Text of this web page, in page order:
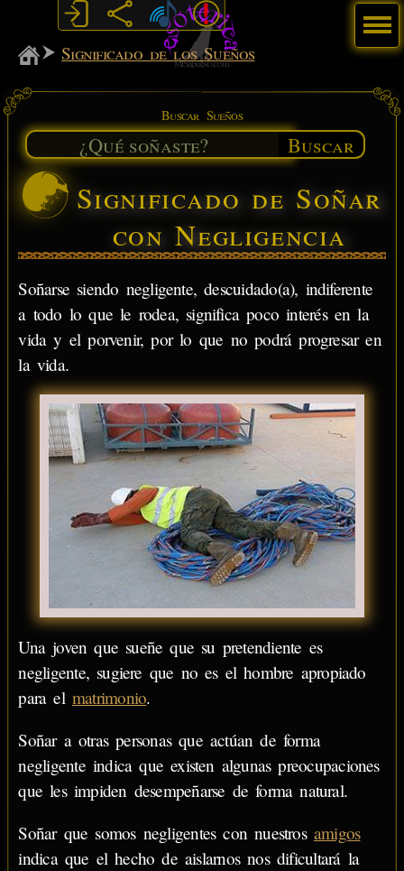
MiSabueso
Significado de los Sueños
Buscar Sueños
Buscar
Significado de Soñar
con Negligencia
Soñarse siendo negligente, descuidado(a), indiferente
a todo lo que le rodea, significa poco interés en la
vida y el porvenir, por lo que no podrá progresar en
la vida.
Una joven que sueñe que su pretendiente es
negligente, sugiere que no es el hombre apropiado
para el matrimonio.
Soñar a otras personas que actúan de forma
negligente indica que existen algunas preocupaciones
que les impiden desempeñarse de forma natural.
Soñar que somos negligentes con nuestrosamigos
indica que el hecho de aislarnos nos dificultará la
Menú